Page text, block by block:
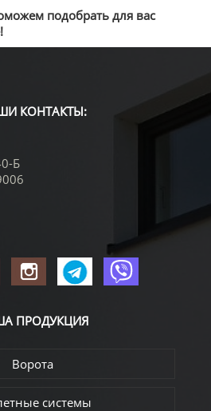
подобрать для вас
КОНТАКТЫ:
Б
ПРОДУКЦИЯ
Ворота
системы